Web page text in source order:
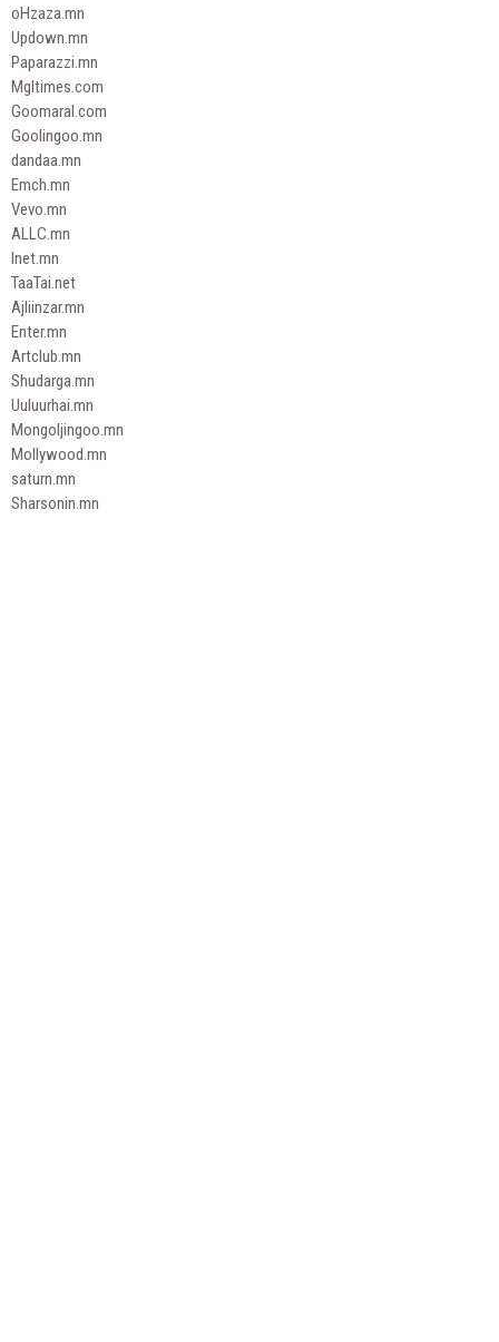
oHzaza.mn
Updown.mn
Paparazzi.mn
Mgltimes.com
Goomaral.com
Goolingoo.mn
dandaa.mn
Emch.mn
Vevo.mn
ALLC.mn
Inet.mn
TaaTai.net
Ajliinzar.mn
Enter.mn
Artclub.mn
Shudarga.mn
Uuluurhai.mn
Mongoljingoo.mn
Mollywood.mn
saturn.mn
Sharsonin.mn